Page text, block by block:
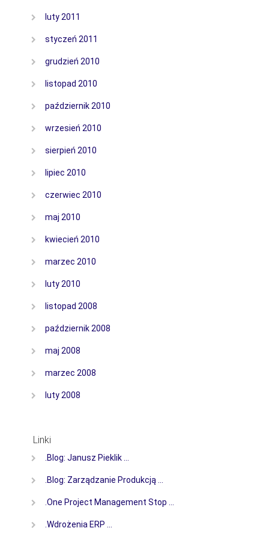
luty 2011
styczeń 2011
grudzień 2010
listopad 2010
październik 2010
wrzesień 2010
sierpień 2010
lipiec 2010
czerwiec 2010
maj 2010
kwiecień 2010
marzec 2010
luty 2010
listopad 2008
październik 2008
maj 2008
marzec 2008
luty 2008
Linki
.Blog: Janusz Pieklik …
.Blog: Zarządzanie Produkcją …
.One Project Management Stop …
.Wdrożenia ERP …